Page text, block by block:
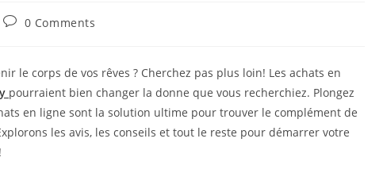
Post0 Comments
le corps de vos rêves ? Cherchez pas plus loin! Les achats en
pourraient bien changer la donne que vous recherchiez. Plongez
en ligne sont la solution ultime pour trouver le complément de
les avis, les conseils et tout le reste pour démarrer votre